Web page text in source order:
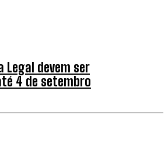
Legal devem ser
4 de setembro